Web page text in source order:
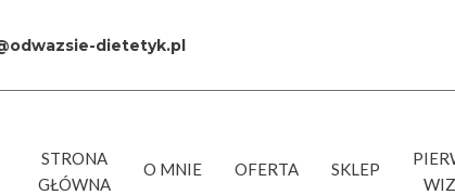
dietetyk.pl
STRONA
GŁÓWNA
O MNIE OFERTA SKLEP